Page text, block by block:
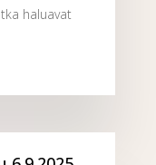
haluavat